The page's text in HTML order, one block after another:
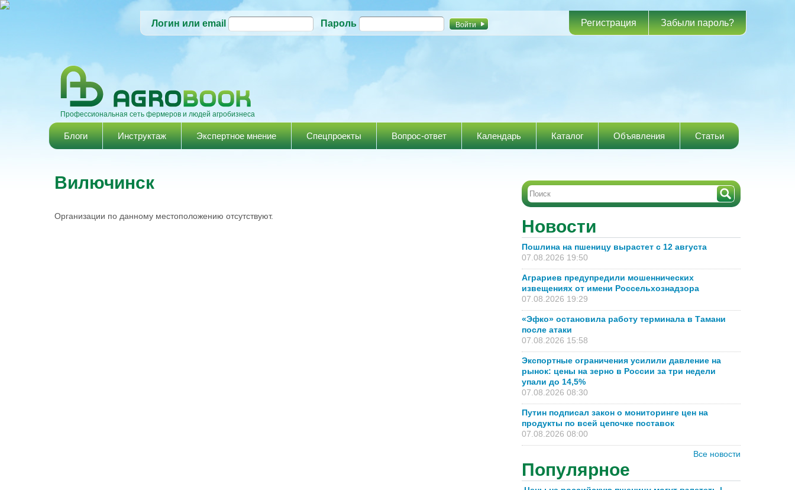
Перейти к
содержанию
Логин или email Пароль Регистрация Забыли пароль?
Профессиональная сеть фермеров и людей агробизнеса
Главное меню
Блоги Инструктаж Экспертное мнение Спецпроекты Вопрос-ответ Календарь Каталог Объявления Статьи
Вилючинск
Организации по данному местоположению отсутствуют.
Новости
Пошлина на пшеницу вырастет с 12 августа
07.08.2026 19:50
Аграриев предупредили мошеннических
извещениях от имени Россельхознадзора
07.08.2026 19:29
«Эфко» остановила работу терминала в Тамани
после атаки
07.08.2026 15:58
Экспортные ограничения усилили давление на
рынок: цены на зерно в России за три недели
упали до 14,5%
07.08.2026 08:30
Путин подписал закон о мониторинге цен на
продукты по всей цепочке поставок
07.08.2026 08:00
Все новости
Популярное